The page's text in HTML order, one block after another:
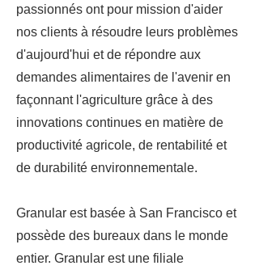
passionnés ont pour mission d'aider
nos clients à résoudre leurs problèmes
d'aujourd'hui et de répondre aux
demandes alimentaires de l'avenir en
façonnant l'agriculture grâce à des
innovations continues en matière de
productivité agricole, de rentabilité et
de durabilité environnementale.
Granular est basée à San Francisco et
possède des bureaux dans le monde
entier. Granular est une filiale